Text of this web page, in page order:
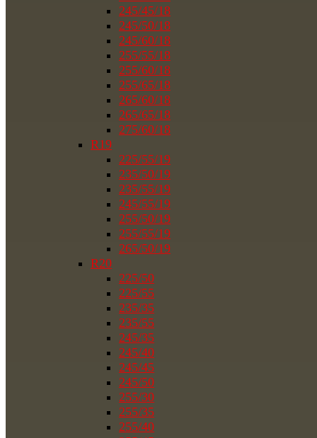
245/45/18
245/50/18
245/60/18
255/55/18
255/60/18
255/65/18
265/60/18
265/65/18
275/60/18
R19
225/55/19
235/50/19
235/55/19
245/55/19
255/50/19
255/55/19
265/50/19
R20
225/50
225/55
235/35
235/55
245/35
245/40
245/45
245/50
255/30
255/35
255/40